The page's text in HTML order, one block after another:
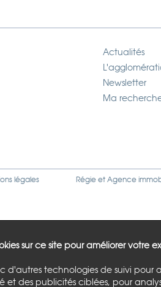
Actualités
Newsletter
Ma
légales Régie et Agence
sur ce site pour améliorer votre
d'autres technologies de suivi
et des publicités ciblées, pour